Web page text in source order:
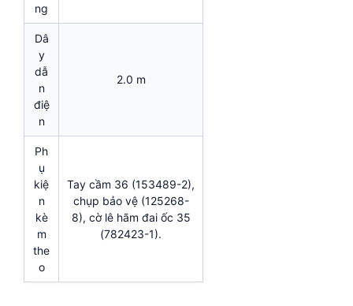
ng
Dâ
y
dẫ
n
điệ
n
2.0 m
Ph
ụ
kiệ
n
kè
m
the
o
Tay cầm 36 (153489-2),
chụp bảo vệ (125268-
8), cờ lê hãm đai ốc 35
(782423-1).